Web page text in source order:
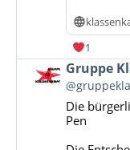
1
Beitrag
von
Gruppe
Klassenkampf
Gruppe
Die
Pen